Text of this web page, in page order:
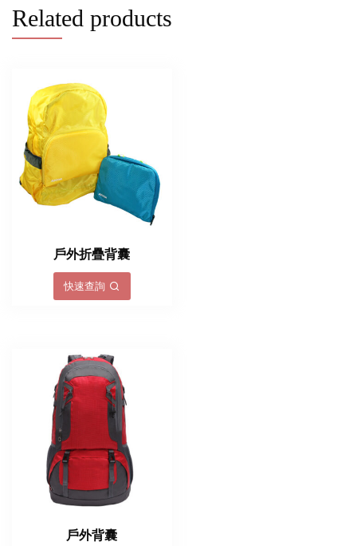
Related products
戶外折疊背囊
快速查詢
戶外背囊